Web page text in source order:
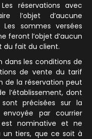
réservations avec
l’objet d’aucune
sommes versées
feront l’objet d’aucun
du fait du client.
les conditions de
de vente du tarif
de la réservation peut
l’établissement, dont
précisées sur la
par courrier
est nominative et ne
tiers, que ce soit à